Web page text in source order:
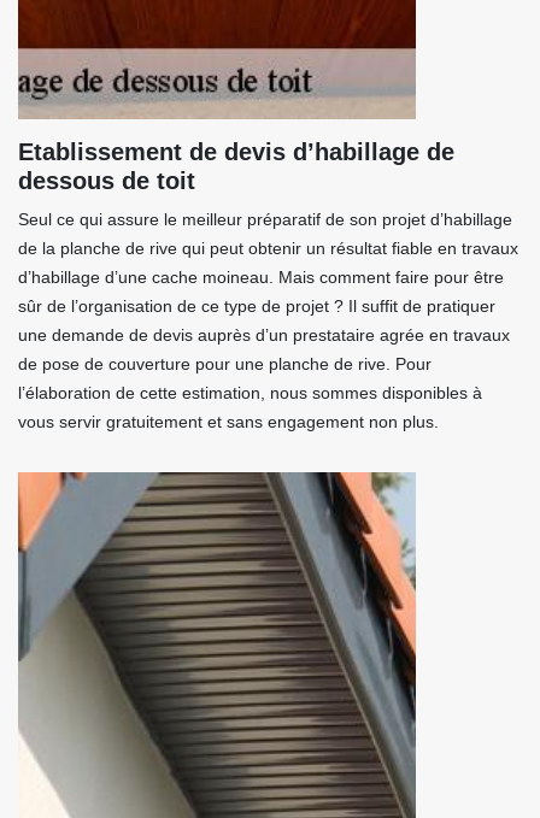
Etablissement de devis d’habillage de
dessous de toit
Seul ce qui assure le meilleur préparatif de son projet d’habillage
de la planche de rive qui peut obtenir un résultat fiable en travaux
d’habillage d’une cache moineau. Mais comment faire pour être
sûr de l’organisation de ce type de projet ? Il suffit de pratiquer
une demande de devis auprès d’un prestataire agrée en travaux
de pose de couverture pour une planche de rive. Pour
l’élaboration de cette estimation, nous sommes disponibles à
vous servir gratuitement et sans engagement non plus.